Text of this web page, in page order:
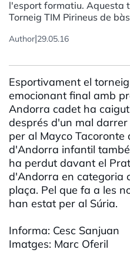
l'esport formatiu. Aquesta
Torneig TIM Pirineus de
Author|29.05.16
Esportivament el
emocionant final amb
Andorra cadet ha
després d'un mal
per al Mayco Tacoronte
d'Andorra infantil
ha perdut davant el
d'Andorra en categoria
plaça. Pel que fa a les
han estat per al Súria.
Informa: Cesc Sanjuan
Imatges: Marc Oferil